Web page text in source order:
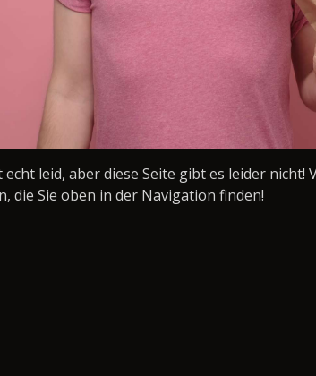
leid, aber diese Seite gibt es leider nicht!
die Sie oben in der Navigation finden!